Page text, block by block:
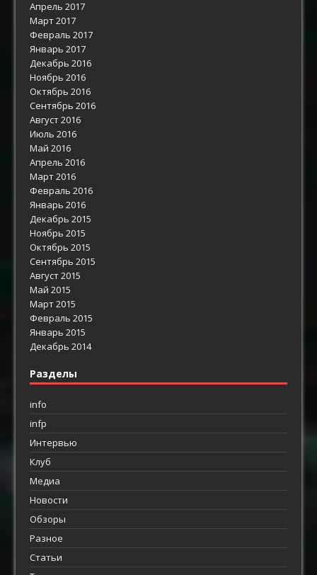
Апрель 2017
Март 2017
Февраль 2017
Январь 2017
Декабрь 2016
Ноябрь 2016
Октябрь 2016
Сентябрь 2016
Август 2016
Июль 2016
Май 2016
Апрель 2016
Март 2016
Февраль 2016
Январь 2016
Декабрь 2015
Ноябрь 2015
Октябрь 2015
Сентябрь 2015
Август 2015
Май 2015
Март 2015
Февраль 2015
Январь 2015
Декабрь 2014
Разделы
info
infp
Интервью
Клуб
Медиа
Новости
Обзоры
Разное
Статьи